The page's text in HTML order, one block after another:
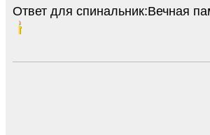
Ответ для спинальник:Вечная